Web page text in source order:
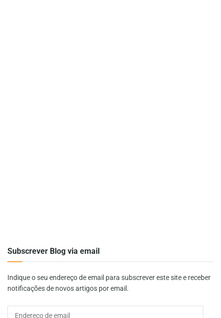
Subscrever Blog via email
Indique o seu endereço de email para subscrever este site e receber
notificações de novos artigos por email.
Endereço